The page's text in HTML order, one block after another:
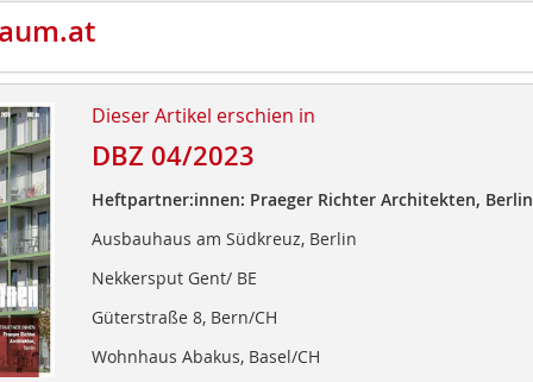
Dieser Artikel erschien in
DBZ 04/2023
Heftpartner:innen: Praeger Richter Architekten, Berlin
Ausbauhaus am Südkreuz, Berlin
Nekkersput Gent/ BE
Güterstraße 8, Bern/CH
Wohnhaus Abakus, Basel/CH